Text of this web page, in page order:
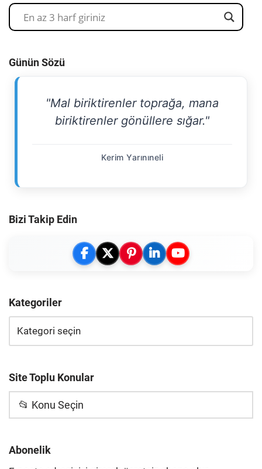
Günün Sözü
"Mal biriktirenler toprağa, mana
biriktirenler gönüllere sığar."
Kerim Yarınıneli
Bizi Takip Edin
Kategoriler
Site Toplu Konular
📂 Konu Seçin
Abonelik